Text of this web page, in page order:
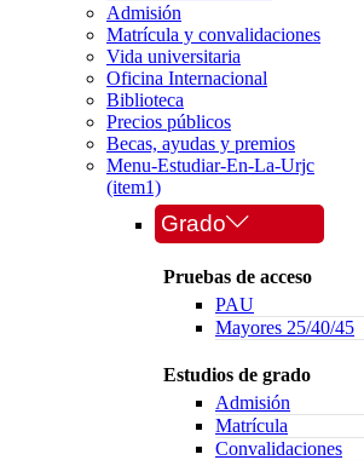
Admisión
Matrícula y convalidaciones
Vida universitaria
Oficina Internacional
Biblioteca
Precios públicos
Becas, ayudas y premios
Menu-Estudiar-En-La-Urjc
(item1)
Grado
Pruebas de acceso
PAU
Mayores 25/40/45
Estudios de grado
Admisión
Matrícula
Convalidaciones